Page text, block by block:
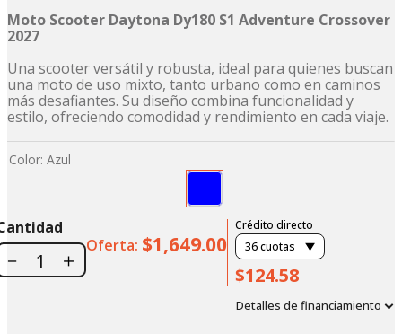
Moto Scooter Daytona Dy180 S1 Adventure Crossover
2027
Una scooter versátil y robusta, ideal para quienes buscan
una moto de uso mixto, tanto urbano como en caminos
más desafiantes. Su diseño combina funcionalidad y
estilo, ofreciendo comodidad y rendimiento en cada viaje.
Color: Azul
＋
－
Oferta: $1,649.00
Crédito directo
36cuotas
$124.58
Detalles de financiamiento